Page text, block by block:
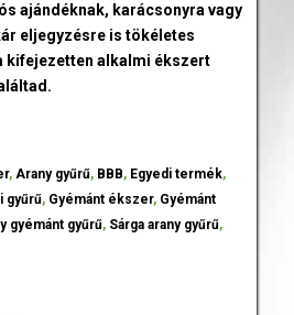
ajándéknak, karácsonyra vagy
eljegyzésre is tökéletes
kifejezetten alkalmi ékszert
, Arany gyűrű, BBB, Egyedi termék,
gyűrű, Gyémánt ékszer, Gyémánt
gyémánt gyűrű, Sárga arany gyűrű,